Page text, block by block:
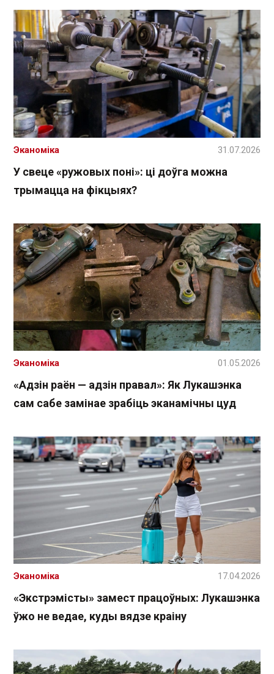
У свеце «ружовых поні»: ці доўга можна
трымацца на фікцыях?
Эканоміка 31.07.2026
«Адзін раён — адзін правал»: Як Лукашэнка
сам сабе замінае зрабіць эканамічны цуд
Эканоміка 01.05.2026
«Экстрэмісты» замест працоўных: Лукашэнка
ўжо не ведае, куды вядзе краіну
Эканоміка 17.04.2026